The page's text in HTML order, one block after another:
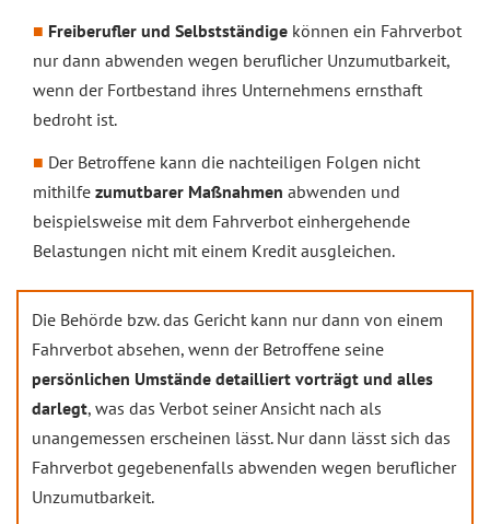
Freiberufler und Selbstständige können ein Fahrverbot
nur dann abwenden wegen beruflicher Unzumutbarkeit,
wenn der Fortbestand ihres Unternehmens ernsthaft
bedroht ist.
Der Betroffene kann die nachteiligen Folgen nicht
mithilfe zumutbarer Maßnahmen abwenden und
beispielsweise mit dem Fahrverbot einhergehende
Belastungen nicht mit einem Kredit ausgleichen.
Die Behörde bzw. das Gericht kann nur dann von einem
Fahrverbot absehen, wenn der Betroffene seine
persönlichen Umstände detailliert vorträgt und alles
darlegt, was das Verbot seiner Ansicht nach als
unangemessen erscheinen lässt. Nur dann lässt sich das
Fahrverbot gegebenenfalls abwenden wegen beruflicher
Unzumutbarkeit.